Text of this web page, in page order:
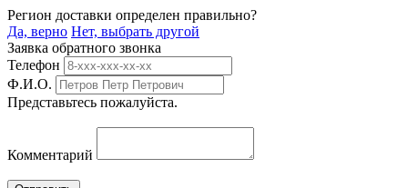
Регион доставки определен правильно?
Да, верно Нет, выбрать другой
Заявка обратного звонка
Телефон
Ф.И.О.
Представьтесь пожалуйста.
Комментарий